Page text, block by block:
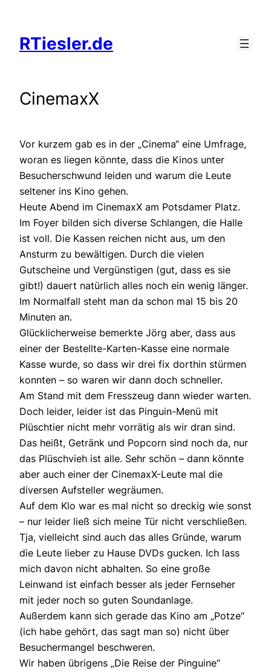
springen
RTiesler.de
CinemaxX
Vor kurzem gab es in der „Cinema“ eine Umfrage,
woran es liegen könnte, dass die Kinos unter
Besucherschwund leiden und warum die Leute
seltener ins Kino gehen.
Heute Abend im CinemaxX am Potsdamer Platz.
Im Foyer bilden sich diverse Schlangen, die Halle
ist voll. Die Kassen reichen nicht aus, um den
Ansturm zu bewältigen. Durch die vielen
Gutscheine und Vergünstigen (gut, dass es sie
gibt!) dauert natürlich alles noch ein wenig länger.
Im Normalfall steht man da schon mal 15 bis 20
Minuten an.
Glücklicherweise bemerkte Jörg aber, dass aus
einer der Bestellte-Karten-Kasse eine normale
Kasse wurde, so dass wir drei fix dorthin stürmen
konnten – so waren wir dann doch schneller.
Am Stand mit dem Fresszeug dann wieder warten.
Doch leider, leider ist das Pinguin-Menü mit
Plüschtier nicht mehr vorrätig als wir dran sind.
Das heißt, Getränk und Popcorn sind noch da, nur
das Plüschvieh ist alle. Sehr schön – dann könnte
aber auch einer der CinemaxX-Leute mal die
diversen Aufsteller wegräumen.
Auf dem Klo war es mal nicht so dreckig wie sonst
– nur leider ließ sich meine Tür nicht verschließen.
Tja, vielleicht sind auch das alles Gründe, warum
die Leute lieber zu Hause DVDs gucken. Ich lass
mich davon nicht abhalten. So eine große
Leinwand ist einfach besser als jeder Fernseher
mit jeder noch so guten Soundanlage.
Außerdem kann sich gerade das Kino am „Potze“
(ich habe gehört, das sagt man so) nicht über
Besuchermangel beschweren.
Wir haben übrigens „Die Reise der Pinguine“